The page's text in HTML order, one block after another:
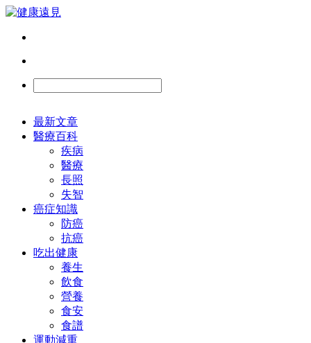
最新文章
醫療百科
疾病
醫療
長照
失智
癌症知識
防癌
抗癌
吃出健康
養生
飲食
營養
食安
食譜
運動減重